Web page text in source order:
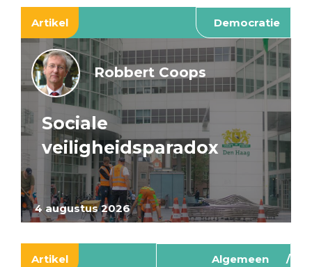
Artikel Democratie
4 augustus 2026
Robbert Coops
Sociale
veiligheidsparadox
Artikel Algemeen